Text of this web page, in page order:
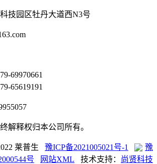
技园区牡丹大道西N3号
69970661
65619191
解释权归本公司所有。
莱普生 豫ICP备2021005021号-1
豫
号
网站XML 技术支持： 尚贤科技